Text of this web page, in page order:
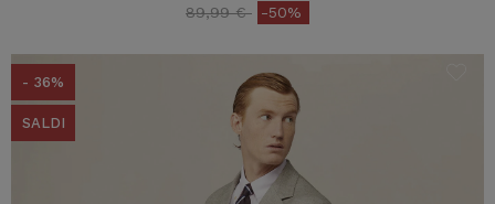
Price reduced from
89,99 €to-50%
- 36%
SALDI